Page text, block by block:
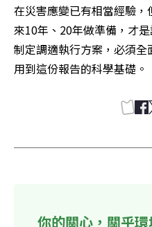
在災害應變已有相當經驗
來10年、20年做準備，才
制定調適執行方案，必須
用到這份報告的科學基礎。
你的關心，關乎